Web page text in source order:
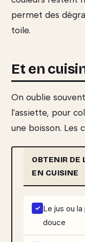
permet des
toile.
Et en
On oublie
l'assiette, pour
une boisson. Les
OBTENIR DE
EN CUISINE
Le jus ou
douce